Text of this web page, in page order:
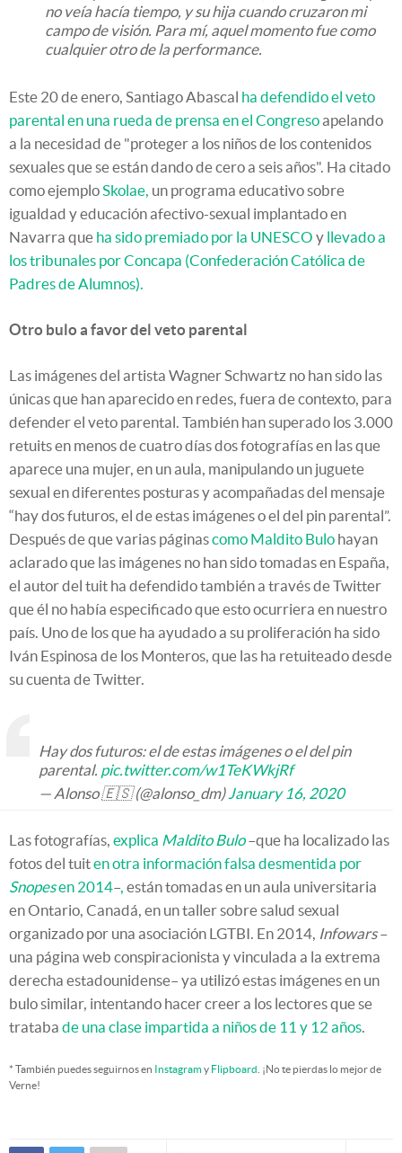
no veía hacía tiempo, y su hija cuando cruzaron mi
campo de visión. Para mí, aquel momento fue como
cualquier otro de la performance.
Este 20 de enero, Santiago Abascal ha defendido el veto
parental en una rueda de prensa en el Congresoapelando
a la necesidad de "proteger a los niños de los contenidos
sexuales que se están dando de cero a seis años". Ha citado
como ejemplo Skolae, un programa educativo sobre
igualdad y educación afectivo-sexual implantado en
Navarra que ha sido premiado por la UNESCO y llevado a
los tribunales por Concapa (Confederación Católica de
Padres de Alumnos).
Otro bulo a favor del veto parental
Las imágenes del artista Wagner Schwartz no han sido las
únicas que han aparecido en redes, fuera de contexto, para
defender el veto parental. También han superado los 3.000
retuits en menos de cuatro días dos fotografías en las que
aparece una mujer, en un aula, manipulando un juguete
sexual en diferentes posturas y acompañadas del mensaje
“hay dos futuros, el de estas imágenes o el del pin parental”.
Después de que varias páginascomo Maldito Bulo hayan
aclarado que las imágenes no han sido tomadas en España,
el autor del tuit ha defendido también a través de Twitter
que él no había especificado que esto ocurriera en nuestro
país. Uno de los que ha ayudado a su proliferación ha sido
Iván Espinosa de los Monteros, que las ha retuiteado desde
su cuenta de Twitter.
Hay dos futuros: el de estas imágenes o el del pin
parental. pic.twitter.com/w1TeKWkjRf
— Alonso 🇪🇸 (@alonso_dm) January 16, 2020
Las fotografías, explica Maldito Bulo–que ha localizado las
fotos del tuiten otra información falsa desmentida por
Snopesen 2014– están tomadas en un aula universitaria
en Ontario, Canadá, en un taller sobre salud sexual
organizado por una asociación LGTBI. En 2014, Infowars–
una página web conspiracionista y vinculada a la extrema
derecha estadounidense– ya utilizó estas imágenes en un
bulo similar, intentando hacer creer a los lectores que se
trataba de una clase impartida a niños de 11 y 12 años
* También puedes seguirnos en Instagramy Flipboard . ¡No te pierdas lo mejor de
Verne!